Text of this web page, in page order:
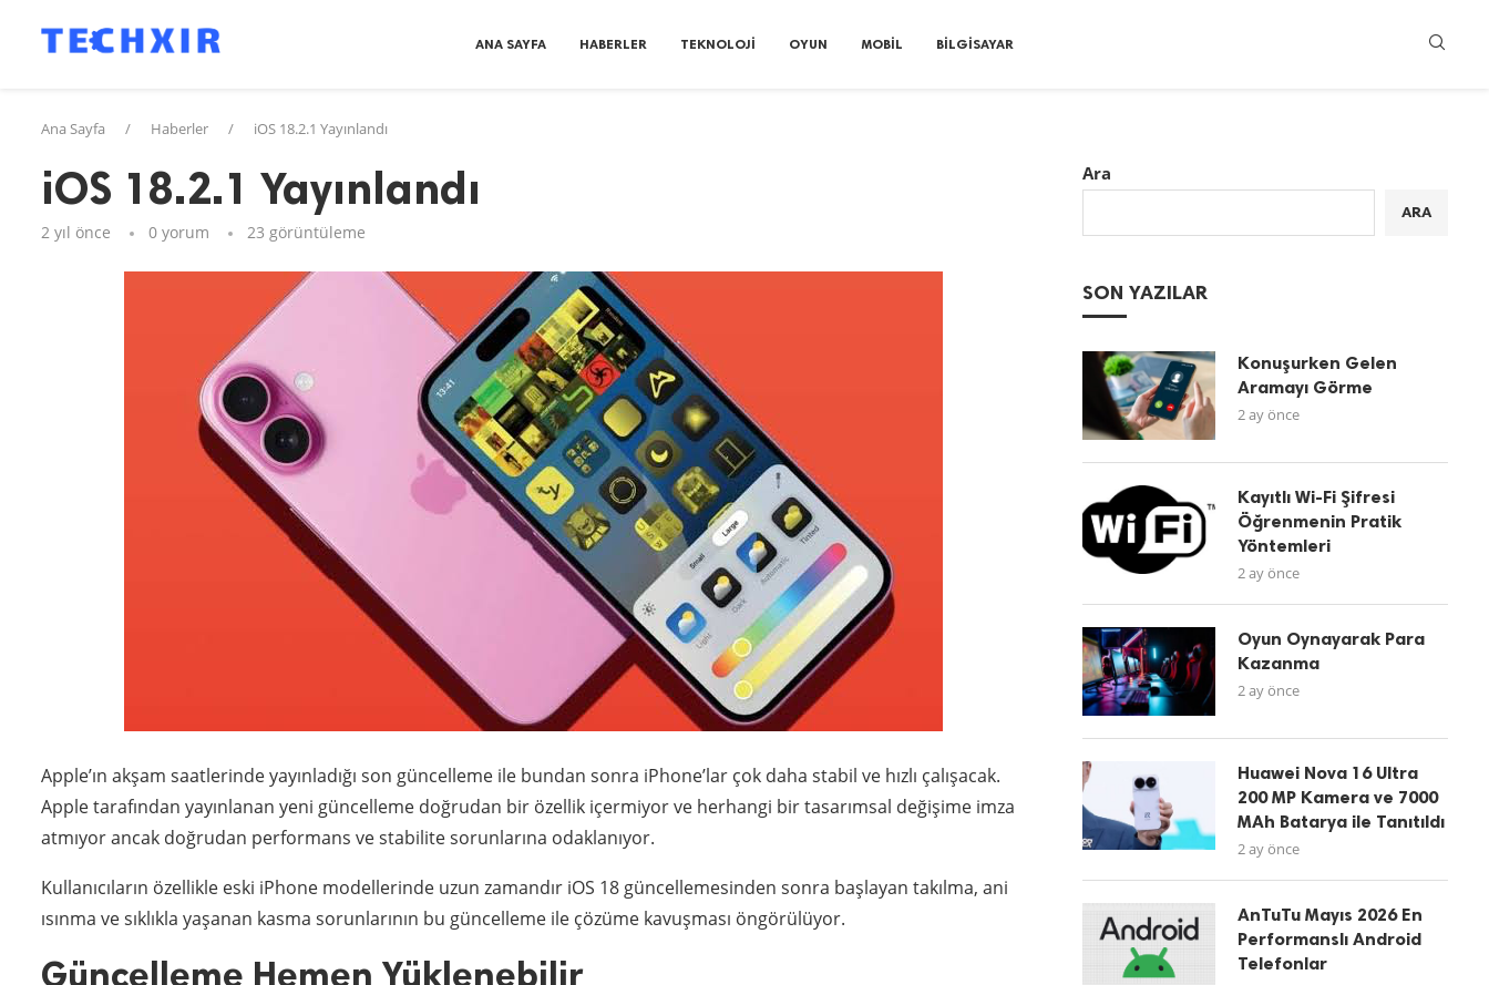
ANA SAYFA HABERLER TEKNOLOJI OYUN MOBIL BILGISAYAR
Ana Sayfa / Haberler / iOS 18.2.1 Yayınlandı
iOS 18.2.1 Yayınlandı
2 yıl önce 0 yorum 23 görüntüleme
Apple’ın akşam saatlerinde yayınladığı son güncelleme ile bundan sonra iPhone’lar çok daha stabil ve hızlı çalışacak.
Apple tarafından yayınlanan yeni güncelleme doğrudan bir özellik içermiyor ve herhangi bir tasarımsal değişime imza
atmıyor ancak doğrudan performans ve stabilite sorunlarına odaklanıyor.
Kullanıcıların özellikle eski iPhone modellerinde uzun zamandır iOS 18 güncellemesinden sonra başlayan takılma, ani
ısınma ve sıklıkla yaşanan kasma sorunlarının bu güncelleme ile çözüme kavuşması öngörülüyor.
Güncelleme Hemen Yüklenebilir
Ara
ARA
SON YAZILAR
Konuşurken Gelen
Aramayı Görme
2 ay önce
Kayıtlı Wi-Fi Şifresi
Öğrenmenin Pratik
Yöntemleri
2 ay önce
Oyun Oynayarak Para
Kazanma
2 ay önce
Huawei Nova 16 Ultra
200 MP Kamera ve 7000
MAh Batarya ile Tanıtıldı
2 ay önce
AnTuTu Mayıs 2026 En
Performanslı Android
Telefonlar